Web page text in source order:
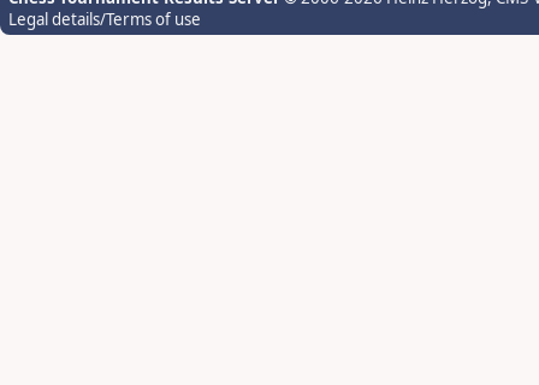
Legal details/Terms of use